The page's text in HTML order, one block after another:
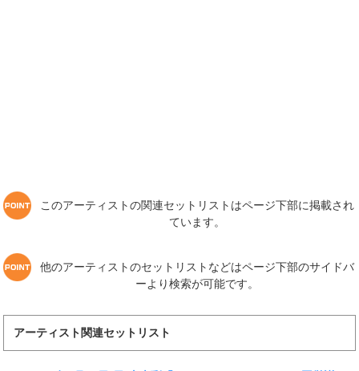
このアーティストの関連セットリストはページ下部に掲載され
ています。
他のアーティストのセットリストなどはページ下部のサイドバ
ーより検索が可能です。
アーティスト関連セットリスト